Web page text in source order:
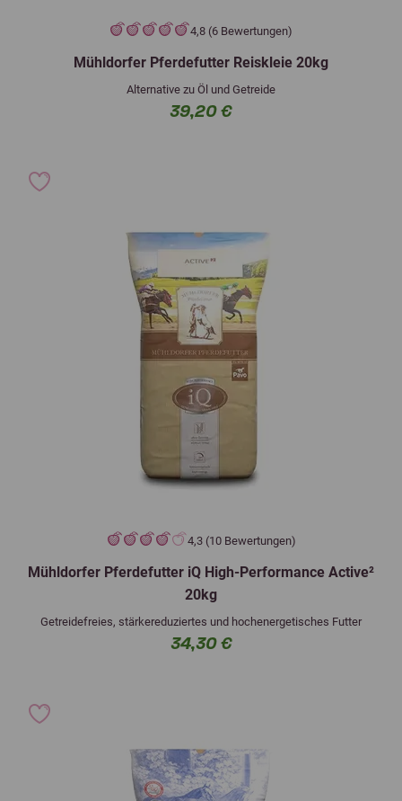
4,8 (6 Bewertungen)
Mühldorfer Pferdefutter Reiskleie 20kg
Alternative zu Öl und Getreide
39,20 €
4,3 (10 Bewertungen)
Mühldorfer Pferdefutter iQ High-Performance Active²
20kg
Getreidefreies, stärkereduziertes und hochenergetisches Futter
34,30 €